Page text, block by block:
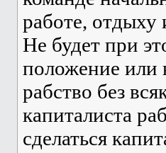
работе,
Не будет при
положение или
рабство без
капиталиста
сделаться